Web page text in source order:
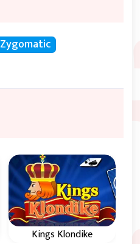
Zygomatic
Kings Klondike